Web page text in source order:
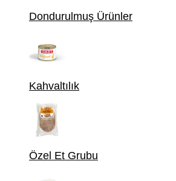
Dondurulmuş Ürünler
Kahvaltılık
Özel Et Grubu